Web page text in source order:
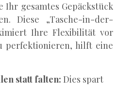
Ihr gesamtes Gepäckstück
Diese „Tasche-in-der-
Ihre Flexibilität vor
perfektionieren, hilft eine
statt falten: Dies spart